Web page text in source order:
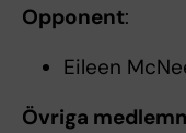
Opponent:
Eileen
Övriga